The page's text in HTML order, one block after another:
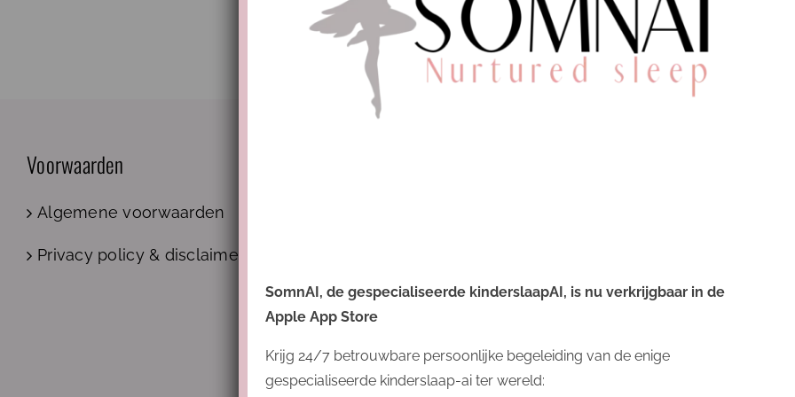
Voorwaarden
Algemene voorwaarden
Privacy policy & disclaimer
SomnAI, de gespecialiseerde kinderslaapAI, is nu verkrijgbaar in de
Apple App Store
Krijg 24/7 betrouwbare persoonlijke begeleiding van de enige
gespecialiseerde kinderslaap-ai ter wereld: